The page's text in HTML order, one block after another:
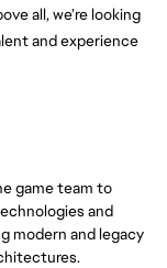
all, we’re looking
and experience
game team to
and
modern and legacy